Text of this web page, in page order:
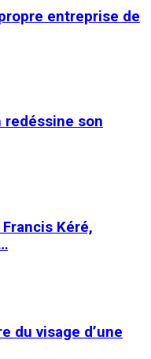
entreprise de
redéssine son
Kéré,
du visage d’une